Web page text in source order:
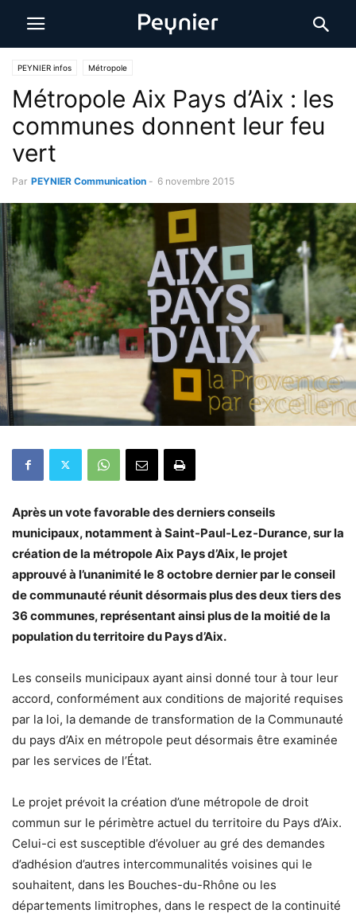
PEYNIER infos Métropole
Métropole Aix Pays d’Aix : les
communes donnent leur feu
vert
Par PEYNIER Communication - 6 novembre 2015
Après un vote favorable des derniers conseils
municipaux, notamment à Saint-Paul-Lez-Durance, sur la
création de la métropole Aix Pays d’Aix, le projet
approuvé à l’unanimité le 8 octobre dernier par le conseil
de communauté réunit désormais plus des deux tiers des
36 communes, représentant ainsi plus de la moitié de la
population du territoire du Pays d’Aix.
Les conseils municipaux ayant ainsi donné tour à tour leur
accord, conformément aux conditions de majorité requises
par la loi, la demande de transformation de la Communauté
du pays d’Aix en métropole peut désormais être examinée
par les services de l’État.
Le projet prévoit la création d’une métropole de droit
commun sur le périmètre actuel du territoire du Pays d’Aix.
Celui-ci est susceptible d’évoluer au gré des demandes
d’adhésion d’autres intercommunalités voisines qui le
souhaitent, dans les Bouches-du-Rhône ou les
départements limitrophes, dans le respect de la continuité